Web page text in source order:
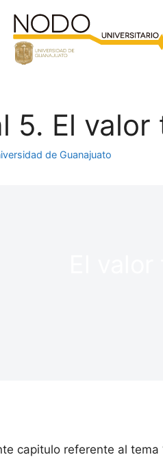
5. El
de Guanajuato
El
capitulo referente al